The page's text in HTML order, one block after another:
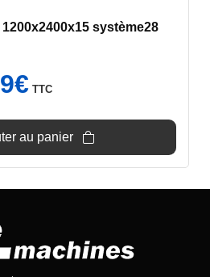
système28
€prix
est :
099€.
TTC
au panier